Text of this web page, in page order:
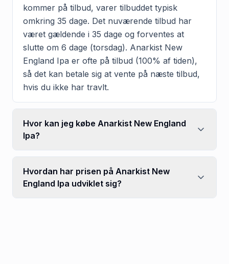
kommer på tilbud, varer tilbuddet typisk
omkring 35 dage. Det nuværende tilbud har
været gældende i 35 dage og forventes at
slutte om 6 dage (torsdag). Anarkist New
England Ipa er ofte på tilbud (100% af tiden),
så det kan betale sig at vente på næste tilbud,
hvis du ikke har travlt.
Hvor kan jeg købe Anarkist New England
Ipa?
Hvordan har prisen på Anarkist New
England Ipa udviklet sig?